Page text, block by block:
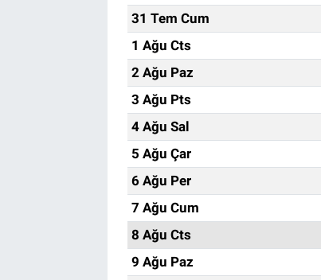
31 Tem Cum
1 Ağu Cts
2 Ağu Paz
3 Ağu Pts
4 Ağu Sal
5 Ağu Çar
6 Ağu Per
7 Ağu Cum
8 Ağu Cts
9 Ağu Paz